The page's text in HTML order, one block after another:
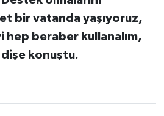
bir vatanda yaşıyoruz,
hep beraber kullanalım,
dişe konuştu.